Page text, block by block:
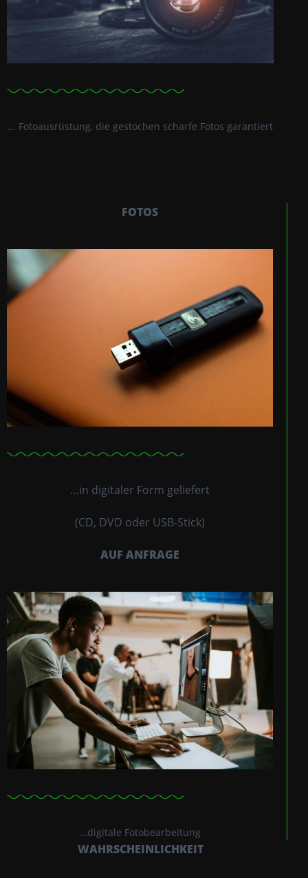
... Fotoausrüstung, die gestochen scharfe Fotos garantiert
FOTOS
…in digitaler Form geliefert
(CD, DVD oder USB-Stick)
AUF ANFRAGE
...digitale Fotobearbeitung
WAHRSCHEINLICHKEIT